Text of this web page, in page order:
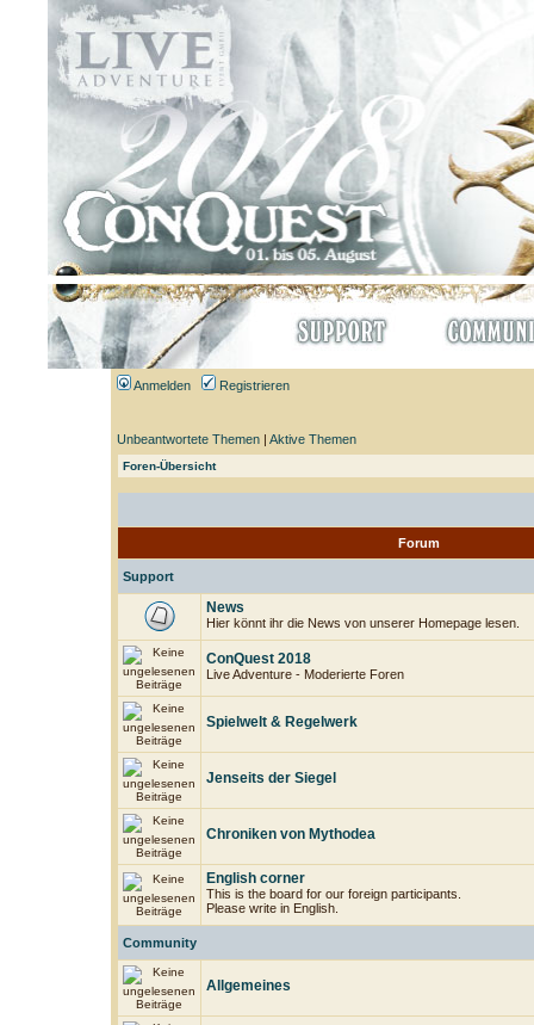
Anmelden Registrieren
Unbeantwortete Themen | Aktive Themen
Foren-Übersicht
Forum
Support
News
Hier könnt ihr die News von unserer Homepage lesen.
ConQuest 2018
Live Adventure - Moderierte Foren
Spielwelt & Regelwerk
Jenseits der Siegel
Chroniken von Mythodea
English corner
This is the board for our foreign participants.
Please write in English.
Community
Allgemeines